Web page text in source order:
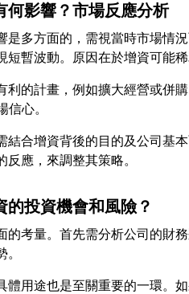
何影響？市場反應分析
是多方面的，需視當時市場情
利的計畫，例如擴大經營或併
結合增資背後的目的及公司基
的投資機會和風險？
的考量。首先需分析公司的財
體用途也是至關重要的一環。